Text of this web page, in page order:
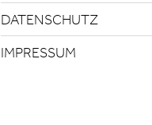
DATENSCHUTZ
IMPRESSUM